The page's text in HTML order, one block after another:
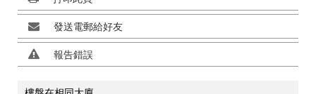
發送電郵給好友
報告錯誤